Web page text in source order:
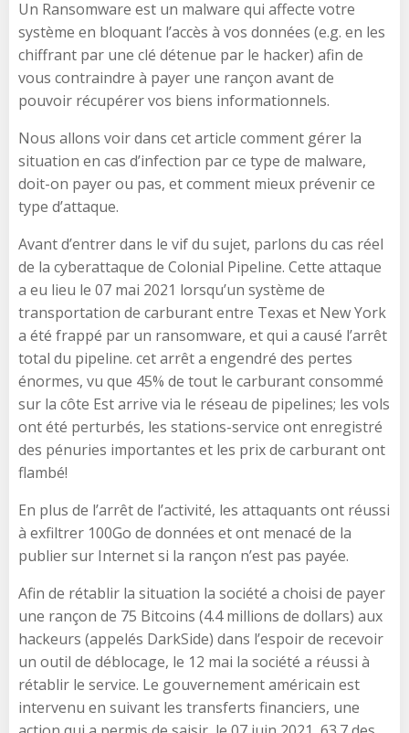
Un Ransomware est un malware qui affecte votre
système en bloquant l’accès à vos données (e.g. en les
chiffrant par une clé détenue par le hacker) afin de
vous contraindre à payer une rançon avant de
pouvoir récupérer vos biens informationnels.
Nous allons voir dans cet article comment gérer la
situation en cas d’infection par ce type de malware,
doit-on payer ou pas, et comment mieux prévenir ce
type d’attaque.
Avant d’entrer dans le vif du sujet, parlons du cas réel
de la cyberattaque de Colonial Pipeline. Cette attaque
a eu lieu le 07 mai 2021 lorsqu’un système de
transportation de carburant entre Texas et New York
a été frappé par un ransomware, et qui a causé l’arrêt
total du pipeline. cet arrêt a engendré des pertes
énormes, vu que 45% de tout le carburant consommé
sur la côte Est arrive via le réseau de pipelines; les vols
ont été perturbés, les stations-service ont enregistré
des pénuries importantes et les prix de carburant ont
flambé!
En plus de l’arrêt de l’activité, les attaquants ont réussi
à exfiltrer 100Go de données et ont menacé de la
publier sur Internet si la rançon n’est pas payée.
Afin de rétablir la situation la société a choisi de payer
une rançon de 75 Bitcoins (4.4 millions de dollars) aux
hackeurs (appelés DarkSide) dans l’espoir de recevoir
un outil de déblocage, le 12 mai la société a réussi à
rétablir le service. Le gouvernement américain est
intervenu en suivant les transferts financiers, une